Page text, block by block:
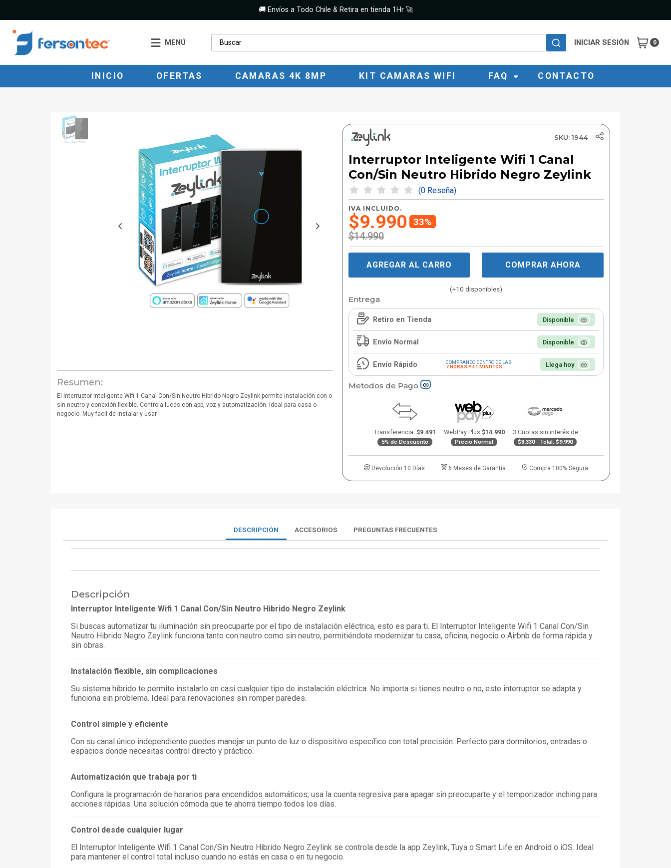
🚚 Envíos a Todo Chile & Retira en tienda 1Hr 🚀
MENÚ INICIAR SESIÓN 0
INICIO OFERTAS CAMARAS 4K 8MP KIT CAMARAS WIFI FAQ CONTACTO
Resumen:
El Interruptor Inteligente Wifi 1 Canal Con/Sin Neutro Hibrido Negro Zeylink permite instalación con o
sin neutro y conexión flexible. Controla luces con app, voz y automatización. Ideal para casa o
negocio. Muy facil de instalar y usar.
SKU: 1944
Interruptor Inteligente Wifi 1 Canal
Con/Sin Neutro Hibrido Negro Zeylink
(0 Reseña)
IVA INCLUIDO.
$9.990
$14.990
33%
AGREGAR AL CARRO COMPRAR AHORA
(+10 disponibles)
Entrega
Retiro en Tienda Disponible
Envío Normal Disponible
Envío Rápido
COMPRANDO DENTRO DE LAS
7 HORAS Y 41 MINUTOS
Llega hoy
Metodos de Pago
Transferencia :$9.491
5% de Descuento
WebPay Plus:$14.990
Precio Normal
3 Cuotas sin interés de
$3.330- Total:$9.990
Devolución 10 Días 6 Meses de Garantía Compra 100% Segura
DESCRIPCIÓN ACCESORIOS PREGUNTAS FRECUENTES
Descripción
Interruptor Inteligente Wifi 1 Canal Con/Sin Neutro Hibrido Negro Zeylink
Si buscas automatizar tu iluminación sin preocuparte por el tipo de instalación eléctrica, esto es para ti. El Interruptor Inteligente Wifi 1 Canal Con/Sin
Neutro Hibrido Negro Zeylink funciona tanto con neutro como sin neutro, permitiéndote modernizar tu casa, oficina, negocio o Airbnb de forma rápida y
sin obras.
Instalación flexible, sin complicaciones
Su sistema híbrido te permite instalarlo en casi cualquier tipo de instalación eléctrica. No importa si tienes neutro o no, este interruptor se adapta y
funciona sin problema. Ideal para renovaciones sin romper paredes.
Control simple y eficiente
Con su canal único independiente puedes manejar un punto de luz o dispositivo específico con total precisión. Perfecto para dormitorios, entradas o
espacios donde necesitas control directo y práctico.
Automatización que trabaja por ti
Configura la programación de horarios para encendidos automáticos, usa la cuenta regresiva para apagar sin preocuparte y el temporizador inching para
acciones rápidas. Una solución cómoda que te ahorra tiempo todos los días.
Control desde cualquier lugar
El Interruptor Inteligente Wifi 1 Canal Con/Sin Neutro Hibrido Negro Zeylink se controla desde la app Zeylink, Tuya o Smart Life en Android o iOS. Ideal
para mantener el control total incluso cuando no estás en casa o en tu negocio.